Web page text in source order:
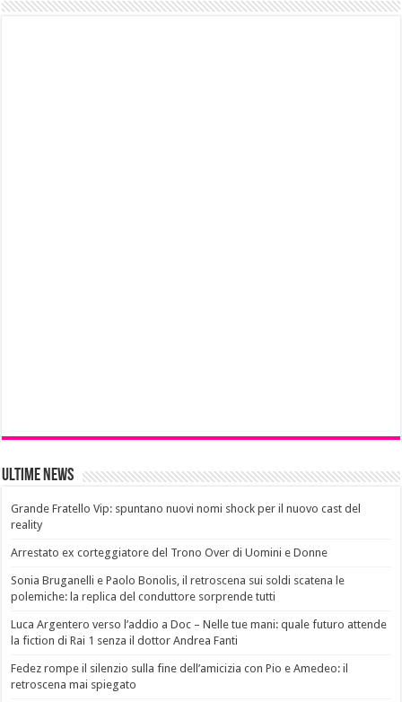
Ultime News
Grande Fratello Vip: spuntano nuovi nomi shock per il nuovo cast del
reality
Arrestato ex corteggiatore del Trono Over di Uomini e Donne
Sonia Bruganelli e Paolo Bonolis, il retroscena sui soldi scatena le
polemiche: la replica del conduttore sorprende tutti
Luca Argentero verso l’addio a Doc – Nelle tue mani: quale futuro attende
la fiction di Rai 1 senza il dottor Andrea Fanti
Fedez rompe il silenzio sulla fine dell’amicizia con Pio e Amedeo: il
retroscena mai spiegato